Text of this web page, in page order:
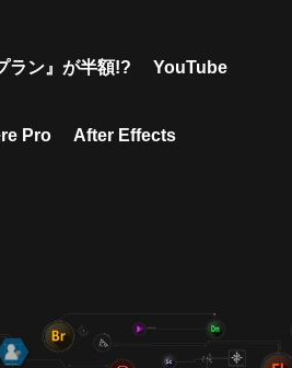
ラン』が半額!? YouTube
Pro After Effects